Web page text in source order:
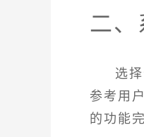
二、
选
参考用
的功能